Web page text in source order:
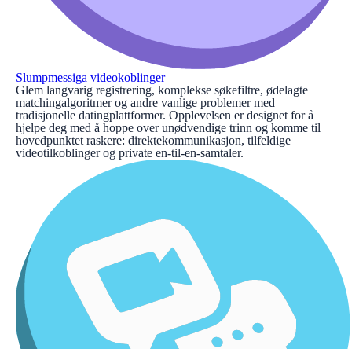
Slumpmessiga videokoblinger
Glem langvarig registrering, komplekse søkefiltre, ødelagte
matchingalgoritmer og andre vanlige problemer med
tradisjonelle datingplattformer. Opplevelsen er designet for å
hjelpe deg med å hoppe over unødvendige trinn og komme til
hovedpunktet raskere: direktekommunikasjon, tilfeldige
videotilkoblinger og private en-til-en-samtaler.